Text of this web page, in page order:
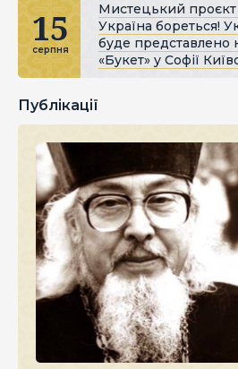
15
серпня
Мистецький проєкт
Україна бореться!
буде представлено
«Букет» у Софії
Публікації